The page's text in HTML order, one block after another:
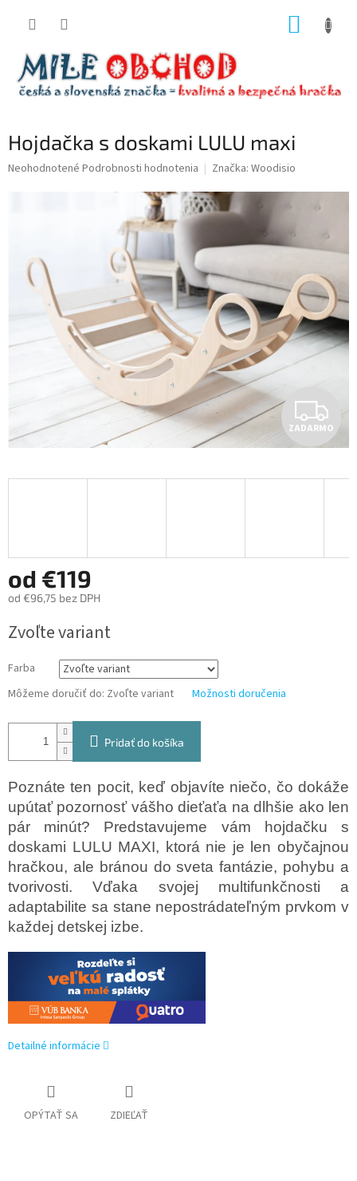
Hojdačka s doskami LULU maxi
Priemerné
hviezdičiek.
Neohodnotené Podrobnosti hodnotenia Značka: Woodisio
Z
A
D
ZADARMO
od €119
od €96,75 bez DPH
cena:
Zvoľte variant
Farba
Môžeme doručiť do: Zvoľte variant Možnosti doručenia
Pridať do košíka
Poznáte ten pocit, keď objavíte niečo, čo dokáže
upútať pozornosť vášho dieťaťa na dlhšie ako len
pár minút? Predstavujeme vám hojdačku s
doskami LULU MAXI, ktorá nie je len obyčajnou
hračkou, ale bránou do sveta fantázie, pohybu a
tvorivosti. Vďaka svojej multifunkčnosti a
adaptabilite sa stane nepostrádateľným prvkom v
každej detskej izbe.
Detailné informácie
OPÝTAŤ SA ZDIEĽAŤ